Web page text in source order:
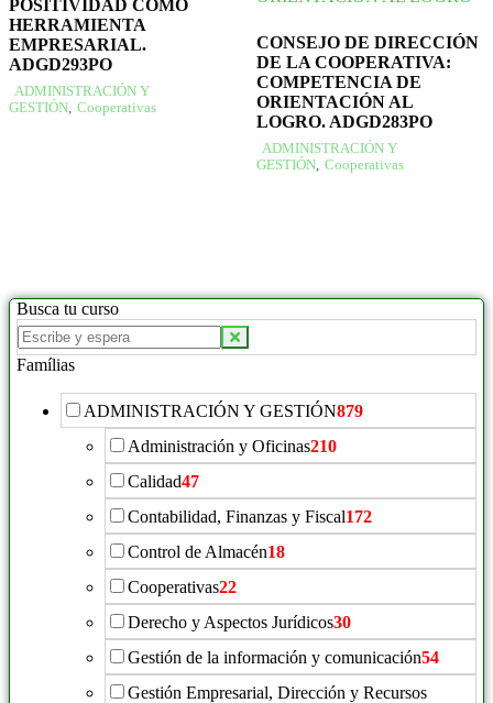
POSITIVIDAD COMO
HERRAMIENTA
EMPRESARIAL.
ADGD293PO
ADMINISTRACIÓN Y
GESTIÓN, Cooperativas
CONSEJO DE DIRECCIÓN
DE LA COOPERATIVA:
COMPETENCIA DE
ORIENTACIÓN AL
LOGRO. ADGD283PO
ADMINISTRACIÓN Y
GESTIÓN, Cooperativas
Busca tu curso
Famílias
ADMINISTRACIÓN Y GESTIÓN879
Administración y Oficinas210
Calidad47
Contabilidad, Finanzas y Fiscal172
Control de Almacén18
Cooperativas22
Derecho y Aspectos Jurídicos30
Gestión de la información y comunicación54
Gestión Empresarial, Dirección y Recursos